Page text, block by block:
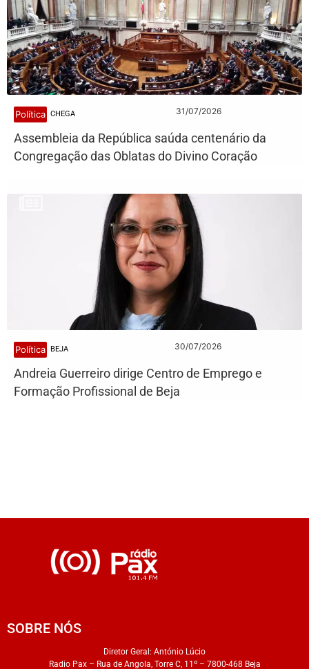
Política CHEGA 31/07/2026
Assembleia da República saúda centenário da
Congregação das Oblatas do Divino Coração
Política BEJA 30/07/2026
Andreia Guerreiro dirige Centro de Emprego e
Formação Profissional de Beja
SOBRE NÓS
Diretor Geral: António Lúcio
Radio Pax – Rua de Angola, Torre C, 11º – 7800-468 Beja